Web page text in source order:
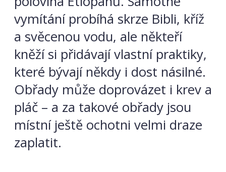
vymítání probíhá skrze Bibli, kříž
a svěcenou vodu, ale někteří
kněží si přidávají vlastní praktiky,
které bývají někdy i dost násilné.
Obřady může doprovázet i krev a
pláč – a za takové obřady jsou
místní ještě ochotni velmi draze
zaplatit.